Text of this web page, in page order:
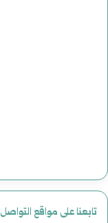
تابعنا على مواقع التواصل